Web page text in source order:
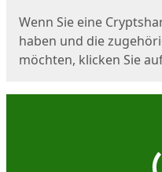
Wenn Sie eine
haben und die
möchten, klicken Sie